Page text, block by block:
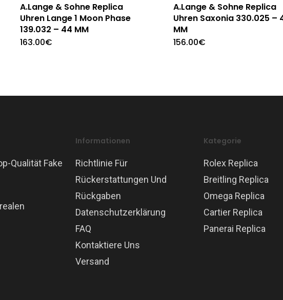
A.Lange & Sohne Replica
Uhren Lange 1 Moon Phase
139.032 – 44 MM
163.00€
A.Lange & Sohne Replica
Uhren Saxonia 330.025 –
MM
156.00€
Qualität Fake
Informationen
Richtlinie Für
Rückerstattungen Und
Rückgaben
Datenschutzerklärung
FAQ
Kontaktiere Uns
Versand
Kategorie
Rolex Replica
Breitling Replica
Omega Replica
Cartier Replica
Panerai Replica